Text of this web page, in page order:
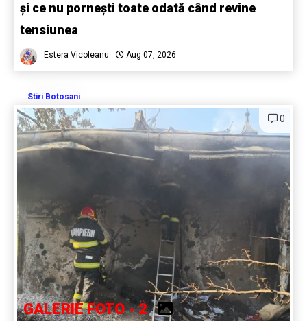
și ce nu pornești toate odată când revine
tensiunea
Estera Vicoleanu Aug 07, 2026
Stiri Botosani
0
GALERIE FOTO - 2